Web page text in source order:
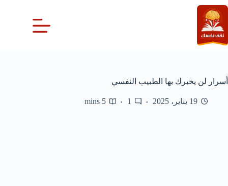
التجاوز
إلى
المحتوى
أسرار لن يخبرك بها الطبيب النفسي
19 يناير، 2025 1
5 mins